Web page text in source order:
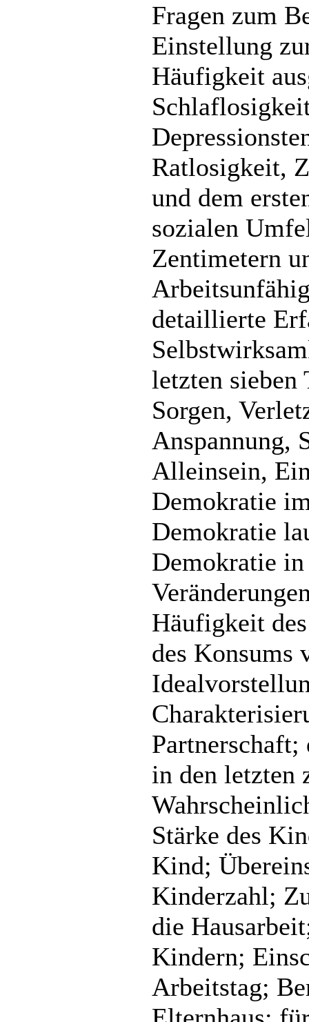
Fragen zum
Einstellung
Häufigkeit
Ratlosigkeit,
und dem
sozialen
Zentimetern
detaillierte
letzten sieben
Sorgen,
Anspannung,
Alleinsein,
Demokratie
Demokratie
Demokratie
Häufigkeit
des Konsums
Partnerschaft;
in den letzten
Stärke des
Kind;
Kinderzahl;
die
Kindern;
Arbeitstag;